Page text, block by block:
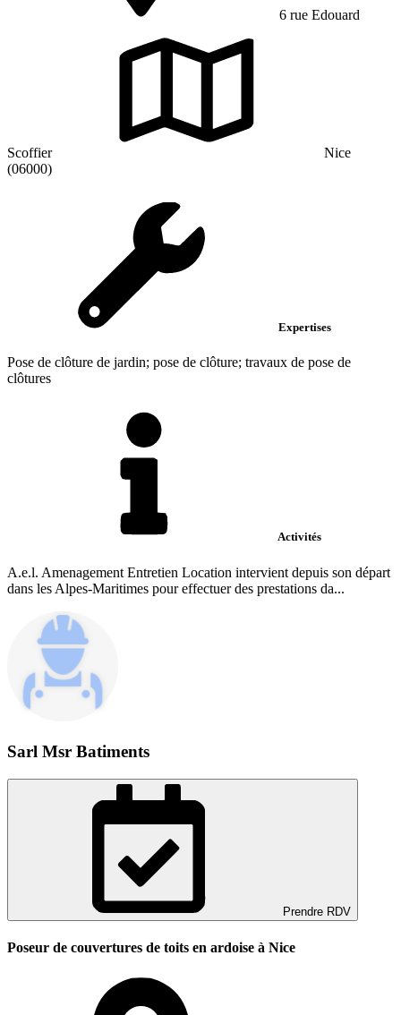
6 rue Edouard
Scoffier
Nice
(06000)
Expertises
Pose de clôture de jardin; pose de clôture; travaux de pose de
clôtures
Activités
A.e.l. Amenagement Entretien Location intervient depuis son départ
dans les Alpes-Maritimes pour effectuer des prestations da...
Sarl Msr Batiments
Prendre RDV
Poseur de couvertures de toits en ardoise à Nice